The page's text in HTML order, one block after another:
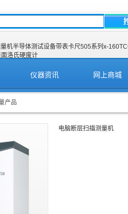
机半导体测试设备带表卡尺505系列 x-160T
洛氏硬度计
仪器资讯 网上商城
产品
电脑断层扫描测量机